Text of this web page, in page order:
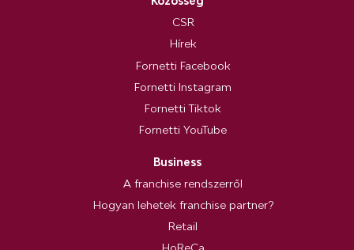
CSR
Hírek
Fornetti Facebook
Fornetti Instagram
Fornetti Tiktok
Fornetti YouTube
Business
A franchise rendszerről
Hogyan lehetek franchise partner?
Retail